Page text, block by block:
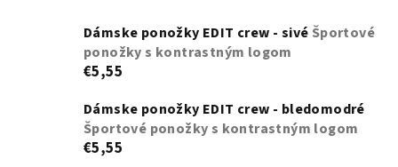
Dámske ponožky EDIT crew - sivé Športové
ponožky s kontrastným logom
€5,55
Dámske ponožky EDIT crew - bledomodré
Športové ponožky s kontrastným logom
€5,55